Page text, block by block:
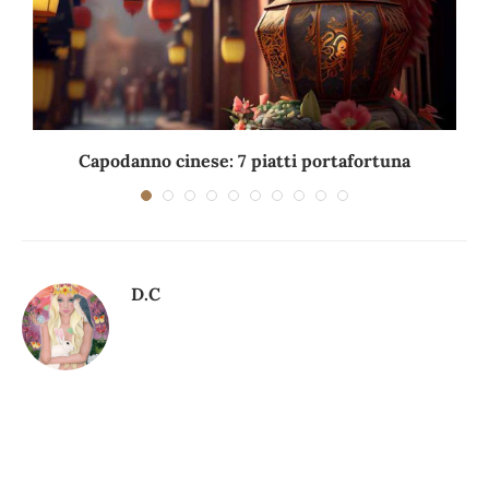
Capodanno cinese: 7 piatti portafortuna
D.C